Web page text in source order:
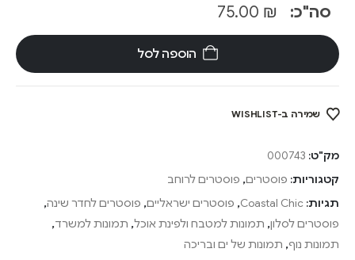
סה"כ: ₪
הוספה לסל
שמירה ב-WISHLIST
מק"ט: 000743
קטגוריות: פוסטרים, פוסטרים לרוחב
תגיות: Coastal Chic
, פוסטרים ישראליים, פוסטרים לחדר שינה,
פוסטרים לסלון, תמונות למטבח ולפינת אוכל, תמונות למשרד,
תמונות נוף, תמונות של ים ובריכה